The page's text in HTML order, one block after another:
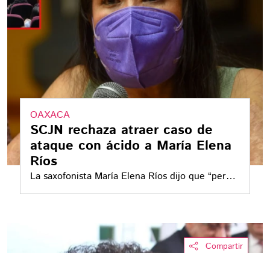
OAXACA
SCJN rechaza atraer caso de
ataque con ácido a María Elena
Ríos
La saxofonista María Elena Ríos dijo que “perdió
el sistema de justicia” tras el rechazo de la
Compartir